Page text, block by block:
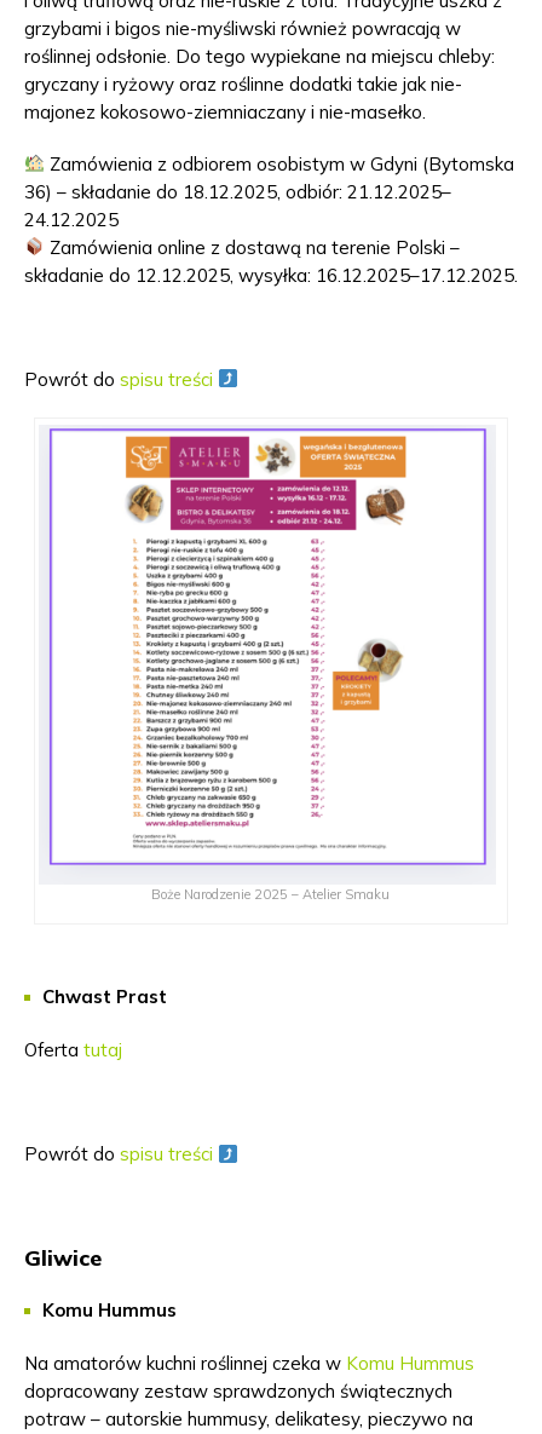
grzybami i bigos nie-myśliwski również powracają w
roślinnej odsłonie. Do tego wypiekane na miejscu chleby:
gryczany i ryżowy oraz roślinne dodatki takie jak nie-
majonez kokosowo-ziemniaczany i nie-masełko.
Zamówienia z odbiorem osobistym w Gdyni (Bytomska
36) – składanie do 18.12.2025, odbiór: 21.12.2025–
24.12.2025
Zamówienia online z dostawą na terenie Polski –
składanie do 12.12.2025, wysyłka: 16.12.2025–17.12.2025.
Powrót do spisu treści
Boże Narodzenie 2025 – Atelier Smaku
Chwast Prast
Oferta tutaj
Powrót do spisu treści
Gliwice
Komu Hummus
Na amatorów kuchni roślinnej czeka w Komu Hummus
dopracowany zestaw sprawdzonych świątecznych
potraw – autorskie hummusy, delikatesy, pieczywo na